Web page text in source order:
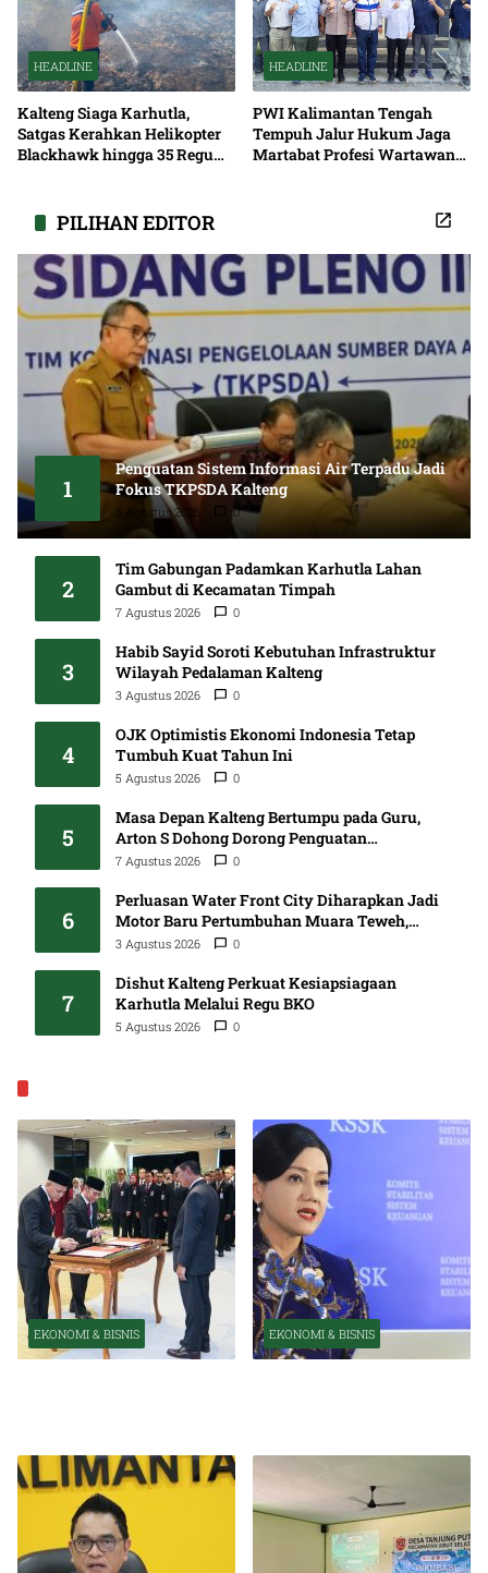
HEADLINE
Kalteng Siaga Karhutla,
Satgas Kerahkan Helikopter
Blackhawk hingga 35 Regu
HEADLINE
PWI Kalimantan Tengah
Tempuh Jalur Hukum Jaga
Martabat Profesi Wartawan
PILIHAN EDITOR
1
Penguatan Sistem Informasi Air Terpadu Jadi
Fokus TKPSDA Kalteng
5 Agustus 2026 0
2
Tim Gabungan Padamkan Karhutla Lahan
Gambut di Kecamatan Timpah
7 Agustus 2026 0
3
Habib Sayid Soroti Kebutuhan Infrastruktur
Wilayah Pedalaman Kalteng
3 Agustus 2026 0
4
OJK Optimistis Ekonomi Indonesia Tetap
Tumbuh Kuat Tahun Ini
5 Agustus 2026 0
5
Masa Depan Kalteng Bertumpu pada Guru,
Arton S Dohong Dorong Penguatan
Pendidikan
7 Agustus 2026 0
6
Perluasan Water Front City Diharapkan Jadi
Motor Baru Pertumbuhan Muara Teweh,
DPRD Minta Proses Libatkan Masyarakat
3 Agustus 2026 0
7
Dishut Kalteng Perkuat Kesiapsiagaan
Karhutla Melalui Regu BKO
5 Agustus 2026 0
EKONOMI & BISNIS EKONOMI & BISNIS